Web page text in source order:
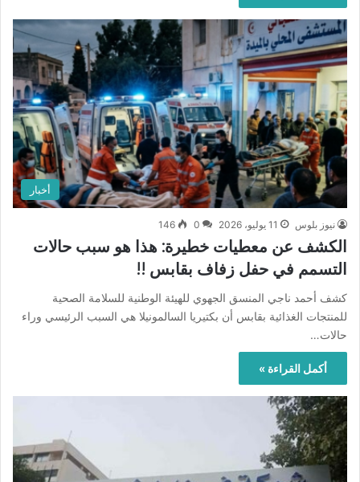
أخبار
نيوز بلوس 11 يوليو، 2026 0
146
الكشف عن معطيات خطيرة: هذا هو سبب حالات
التسمم في حفل زفاف بقابس !!
كشف أحمد ناجي المنسق الجهوي للهيئة الوطنية للسلامة الصحية
للمنتجات الغذائية بقابس أن بكتيريا السالمونيلا هي السبب الرئيسي وراء
حالات…
أكمل القراءة »